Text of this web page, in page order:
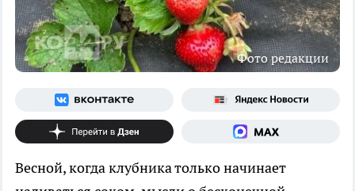
Фото редакции
Весной, когда клубника только начинает